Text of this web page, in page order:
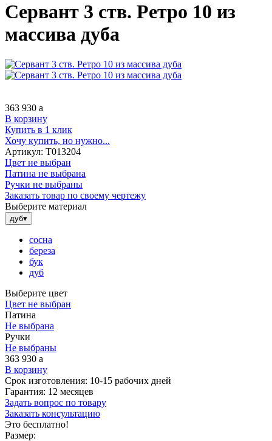
Сервант 3 ств. Ретро 10 из
массива дуба
363 930 a
В корзину
Купить в 1 клик
Хочу купить, но нужно...
Артикул: Т013204
Цвет не выбран
Патина не выбрана
Ручки не выбраны
Заказать товар по своему чертежу
Выберите материал
дуб▾
сосна
береза
бук
дуб
Выберите цвет
Цвет не выбран
Патина
Не выбрана
Ручки
Не выбраны
363 930 a
В корзину
Срок изготовления: 10-15 рабочих дней
Гарантия: 12 месяцев
Задать вопрос по товару
Заказать консультацию
Это бесплатно!
Размер: